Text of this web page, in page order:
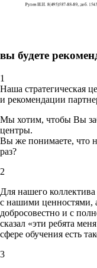
вы будете
1
Наша стратегическая
и рекомендации
Мы хотим, чтобы Вы
центры.
Вы же понимаете, что
раз?
2
Для нашего
с нашими ценностями,
добросовестно и с
сказал «эти ребята
сфере обучения есть
3